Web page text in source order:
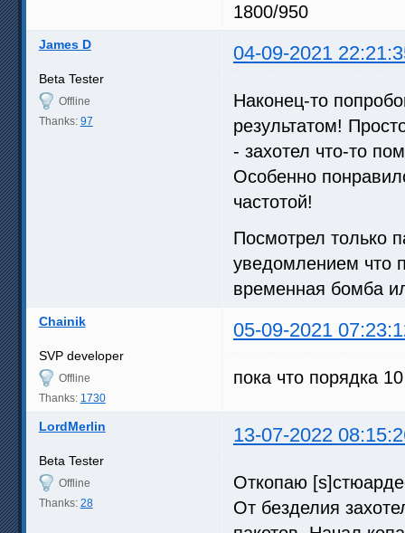
1800/950
James D 04-09-2021
Beta Tester
Offline
Thanks: 97
Наконец-то
результатом!
- захотел что-то
Особенно
частотой!
Посмотрел только
уведомлением что
временная бомба
Chainik 05-09-2021
SVP developer
Offline
Thanks: 1730
пока что порядка
LordMerlin 13-07-2022
Beta Tester
Offline
Thanks: 28
Откопаю
От безделия